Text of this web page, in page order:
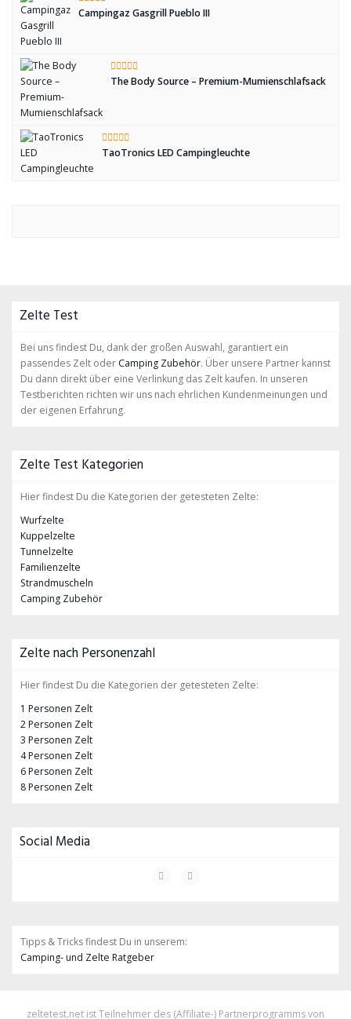
Campingaz Gasgrill Pueblo III
The Body Source – Premium-Mumienschlafsack
TaoTronics LED Campingleuchte
Zelte Test
Bei uns findest Du, dank der großen Auswahl, garantiert ein
passendes Zelt oder Camping Zubehör. Über unsere Partner kannst
Du dann direkt über eine Verlinkung das Zelt kaufen. In unseren
Testberichten richten wir uns nach ehrlichen Kundenmeinungen und
der eigenen Erfahrung.
Zelte Test Kategorien
Hier findest Du die Kategorien der getesteten Zelte:
Wurfzelte
Kuppelzelte
Tunnelzelte
Familienzelte
Strandmuscheln
Camping Zubehör
Zelte nach Personenzahl
Hier findest Du die Kategorien der getesteten Zelte:
1 Personen Zelt
2 Personen Zelt
3 Personen Zelt
4 Personen Zelt
6 Personen Zelt
8 Personen Zelt
Social Media
Tipps & Tricks findest Du in unserem:
Camping- und Zelte Ratgeber
zeltetest.net ist Teilnehmer des (Affiliate-) Partnerprogramms von